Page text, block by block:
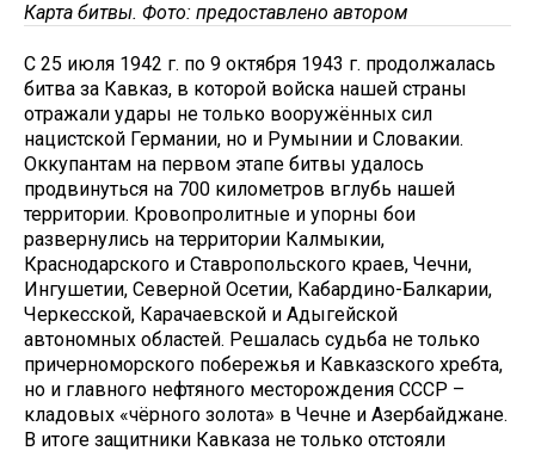
Карта битвы. Фото: предоставлено автором
С 25 июля 1942 г. по 9 октября 1943 г. продолжалась
битва за Кавказ, в которой войска нашей страны
отражали удары не только вооружённых сил
нацистской Германии, но и Румынии и Словакии.
Оккупантам на первом этапе битвы удалось
продвинуться на 700 километров вглубь нашей
территории. Кровопролитные и упорны бои
развернулись на территории Калмыкии,
Краснодарского и Ставропольского краев, Чечни,
Ингушетии, Северной Осетии, Кабардино-Балкарии,
Черкесской, Карачаевской и Адыгейской
автономных областей. Решалась судьба не только
причерноморского побережья и Кавказского хребта,
но и главного нефтяного месторождения СССР –
кладовых «чёрного золота» в Чечне и Азербайджане.
В итоге защитники Кавказа не только отстояли